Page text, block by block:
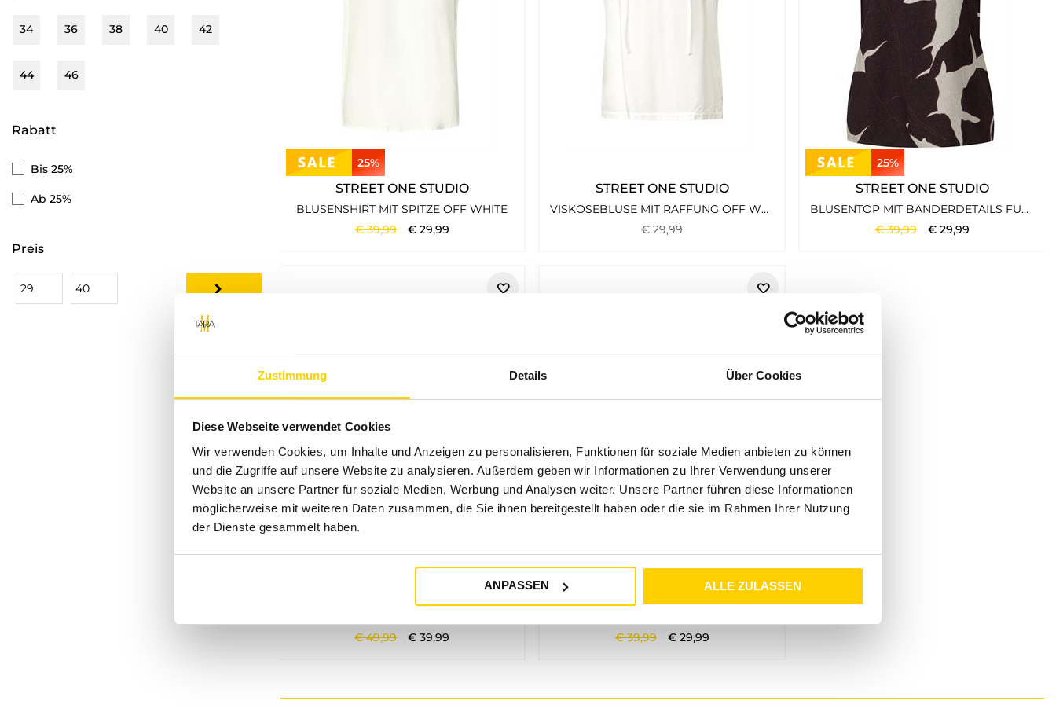
Zustimmung Details Über Cookies
Diese Webseite verwendet Cookies
Wir verwenden Cookies, um Inhalte und Anzeigen zu personalisieren, Funktionen für soziale Medien anbieten zu können
und die Zugriffe auf unsere Website zu analysieren. Außerdem geben wir Informationen zu Ihrer Verwendung unserer
Website an unsere Partner für soziale Medien, Werbung und Analysen weiter. Unsere Partner führen diese Informationen
möglicherweise mit weiteren Daten zusammen, die Sie ihnen bereitgestellt haben oder die sie im Rahmen Ihrer Nutzung
der Dienste gesammelt haben.
ANPASSEN ALLE ZULASSEN
QS
Vila
Monari
Vero Moda
JDY
34 36 38 40 42
44 46
Rabatt
Bis 25%
Ab 25%
Preis
25%
STREET ONE STUDIO
BLUSENSHIRT MIT SPITZE OFF WHITE
€39,99 € 29,99
STREET ONE STUDIO
VISKOSEBLUSE MIT RAFFUNG OFF WHITE
€29,99
25%
STREET ONE STUDIO
BLUSENTOP MIT BÄNDERDETAILS FUDGE RED
€39,99 € 29,99
€49,99 €39,99
25%
€39,99 € 29,99